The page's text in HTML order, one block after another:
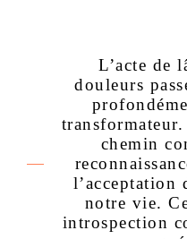
L’acte de
douleurs
chemin
l’acceptation
notre vie.
introspection